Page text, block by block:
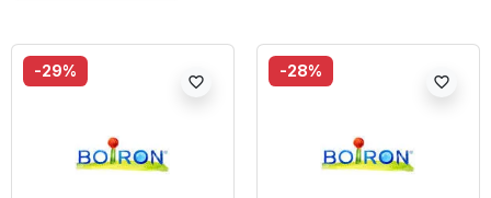
-29%
favorite_border
-28%
favorite_border